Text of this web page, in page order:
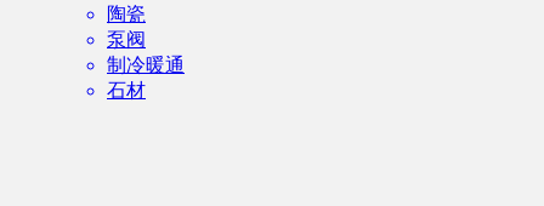
陶瓷
泵阀
制冷暖通
石材